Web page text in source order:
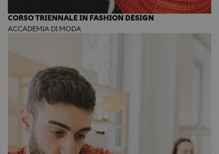
CORSO TRIENNALE IN FASHION DESIGN
ACCADEMIA DI MODA